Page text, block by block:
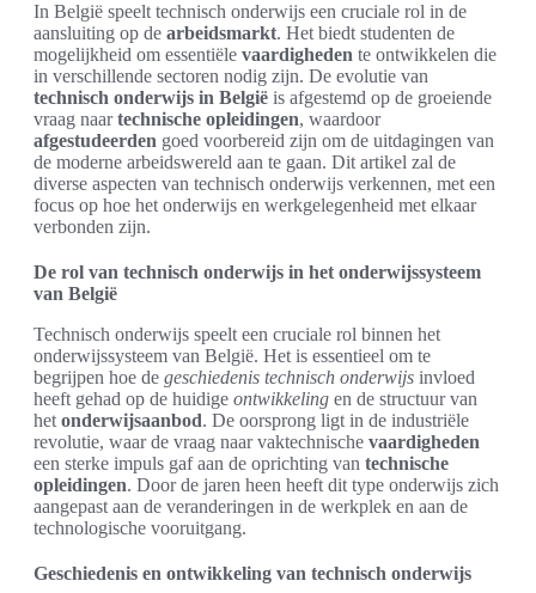
In België speelt technisch onderwijs een cruciale rol in de
aansluiting op de arbeidsmarkt. Het biedt studenten de
mogelijkheid om essentiële vaardigheden te ontwikkelen die
in verschillende sectoren nodig zijn. De evolutie van
technisch onderwijs in België is afgestemd op de groeiende
vraag naartechnische opleidingen, waardoor
afgestudeerden goed voorbereid zijn om de uitdagingen van
de moderne arbeidswereld aan te gaan. Dit artikel zal de
diverse aspecten van technisch onderwijs verkennen, met een
focus op hoe het onderwijs en werkgelegenheid met elkaar
verbonden zijn.
De rol van technisch onderwijs in het onderwijssysteem
van België
Technisch onderwijs speelt een cruciale rol binnen het
onderwijssysteem van België. Het is essentieel om te
begrijpen hoe de geschiedenis technisch onderwijs invloed
heeft gehad op de huidige ontwikkeling en de structuur van
het onderwijsaanbod. De oorsprong ligt in de industriële
revolutie, waar de vraag naar vaktechnische vaardigheden
een sterke impuls gaf aan de oprichting van technische
opleidingen. Door de jaren heen heeft dit type onderwijs zich
aangepast aan de veranderingen in de werkplek en aan de
technologische vooruitgang.
Geschiedenis en ontwikkeling van technisch onderwijs